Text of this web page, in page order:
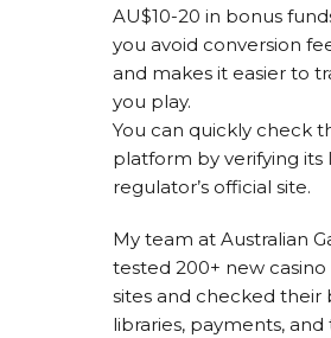
AU$10-20 in bonus
you avoid conversion
and makes it easier to
you play.
You can quickly check
platform by verifying
regulator’s official site.
My team at Australian
tested 200+ new casino
sites and checked their
libraries, payments, and